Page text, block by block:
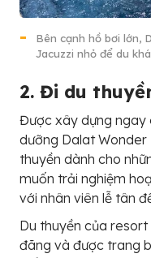
Bên cạnh hồ bơi lớn,
Jacuzzi nhỏ để du
2. Đi du
Được xây dựng ngay
dưỡng Dalat
thuyền dành cho
muốn trải nghiệm
với nhân viên lễ tân
Du thuyền của
đãng và được trang